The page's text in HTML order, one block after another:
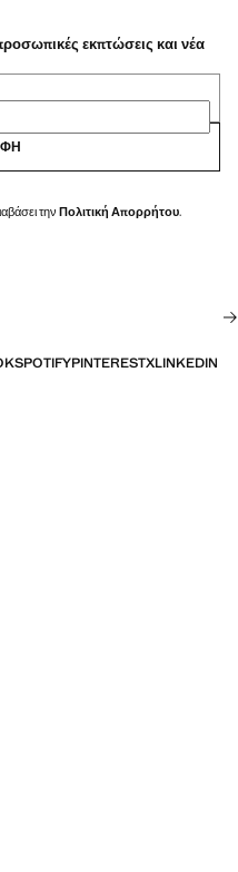
εκπτώσεις και νέα
την Πολιτική Απορρήτου.
SPOTIFYPINTERESTXLINKEDIN